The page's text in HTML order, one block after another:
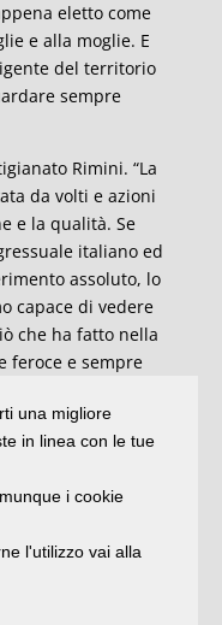
eletto come
e alla moglie. E
del territorio
sempre
Rimini. “La
da volti e azioni
e la qualità. Se
italiano ed
assoluto, lo
capace di vedere
che ha fatto nella
feroce e sempre
della
adeguata azione
che assieme a
piange “la
ed amica,
giungano le
una migliore
in linea con le tue
i cookie
l'utilizzo vai alla